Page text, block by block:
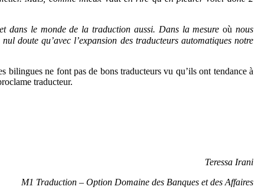
dans le monde de la traduction aussi. Dans la mesureoù nous
doute qu’avec l’expansion des traducteurs automatiques notre
bilingues ne font pas de bons traducteurs vu qu’ils ont tendance à
traducteur.
Teressa Irani
M1 Traduction – Option Domaine des Banques et des Affaires